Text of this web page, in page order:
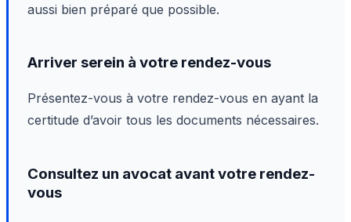
aussi bien préparé que possible.
Arriver serein à votre rendez-vous
Présentez-vous à votre rendez-vous en ayant la
certitude d’avoir tous les documents nécessaires.
Consultez un avocat avant votre rendez-
vous